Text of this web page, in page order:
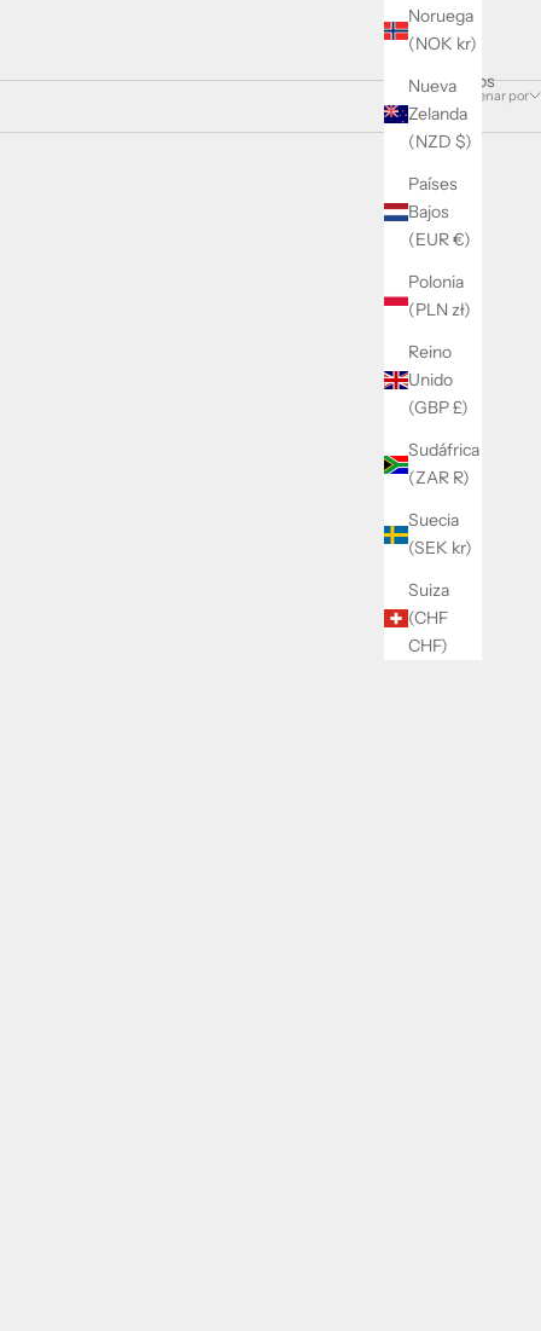
Noruega
(NOK kr)
Nueva
Zelanda
(NZD $)
Países
Bajos
(EUR €)
Polonia
(PLN zł)
Reino
Unido
(GBP £)
Sudáfrica
(ZAR R)
Suecia
(SEK kr)
Suiza
(CHF
CHF)
Ordenar por
9 productos
PRECIO DE OFERTA
PRECIO NORMAL